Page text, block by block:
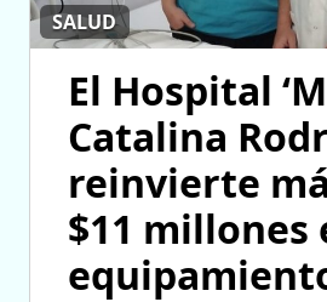
SALUD
El Hospital
Catalina
reinvierte
$11 millones